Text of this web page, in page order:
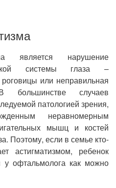
является нарушение
системы глаза –
или неправильная
большинстве случаев
патологией зрения,
неравномерным
мышц и костей
Поэтому, если в семье кто-
астигматизмом, ребенок
офтальмолога как можно